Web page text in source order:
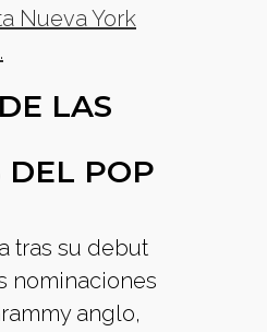
Nueva York
LAS
DEL POP
tras su debut
nominaciones
anglo,